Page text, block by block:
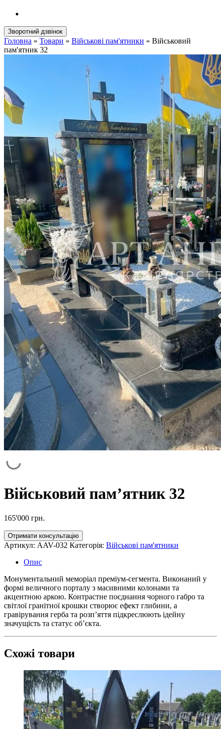
Зворотний дзвінок
Головна » Товари » Військові пам'ятники » Військовий
пам'ятник 32
Військовий пам’ятник 32
165'000 грн.
Отримати консультацію
Артикул: AAV-032 Категорія: Військові пам'ятники
Опис
Монументальний меморіал преміум-сегмента. Виконаний у
формі величного порталу з масивними колонами та
акцентною аркою. Контрастне поєднання чорного габро та
світлої гранітної крошки створює ефект глибини, а
гравірування герба та розп’яття підкреслюють ідейну
значущість та статус об’єкта.
Схожі товари